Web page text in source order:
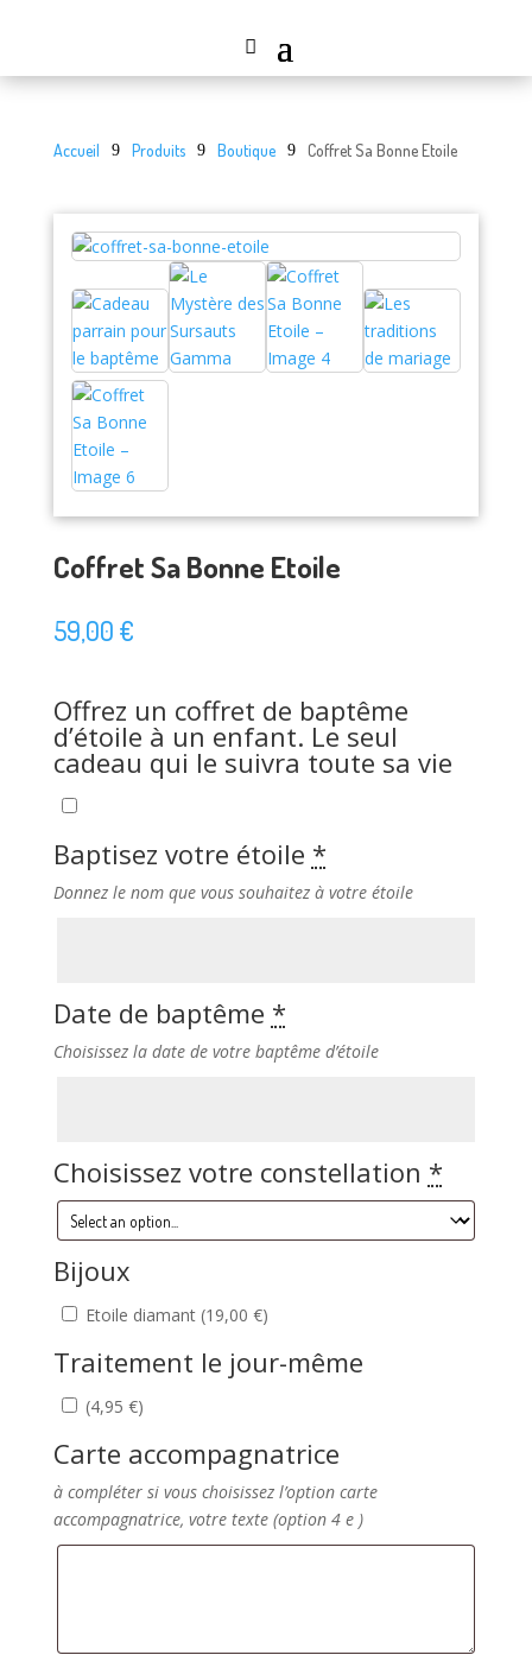
Accueil 9 Produits 9 Boutique 9 Coffret Sa Bonne Etoile
Coffret Sa Bonne Etoile
59,00 €
Offrez un coffret de baptême
d’étoile à un enfant. Le seul
cadeau qui le suivra toute sa vie
Baptisez votre étoile *
Donnez le nom que vous souhaitez à votre étoile
Date de baptême *
Choisissez la date de votre baptême d’étoile
Choisissez votre constellation *
Bijoux
Etoile diamant (19,00 €)
Traitement le jour-même
(4,95 €)
Carte accompagnatrice
à compléter si vous choisissez l’option carte
accompagnatrice, votre texte (option 4 e )